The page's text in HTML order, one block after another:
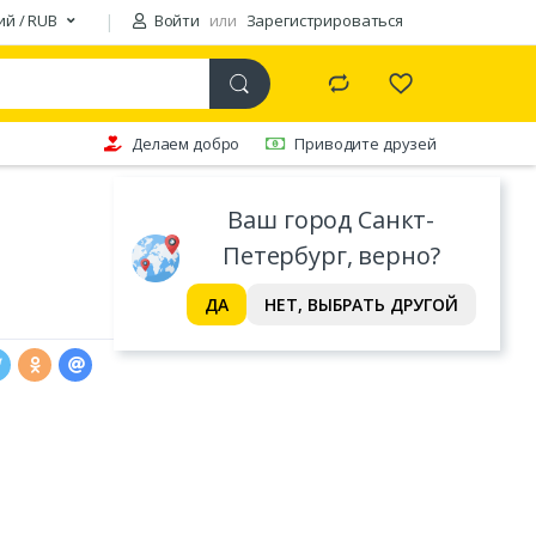
/ RUB Войти или Зарегистрироваться
Ваш город Санкт-
Петербург, верно?
ДА НЕТ, ВЫБРАТЬ ДРУГОЙ
Делаем добро Приводите друзей